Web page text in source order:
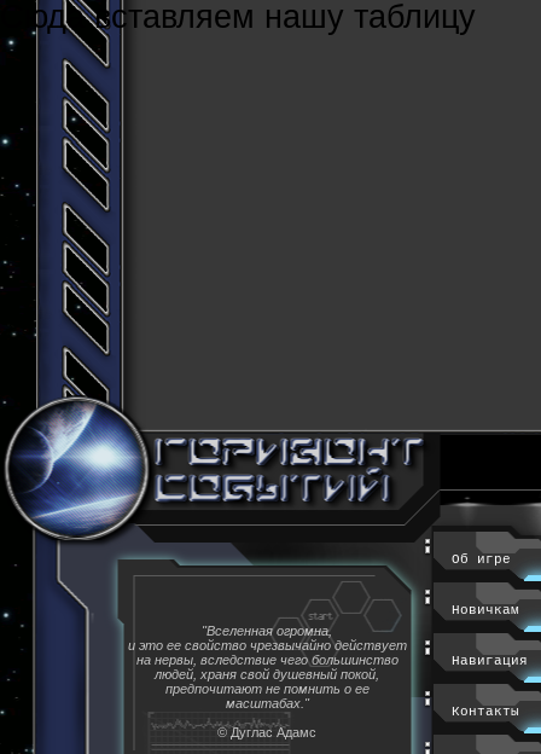
Cюда вставляем нашу таблицу
"Вселенная огромна,
и это ее свойство чрезвычайно действует
на нервы, вследствие чего большинство
людей, храня свой душевный покой,
предпочитают не помнить о ее
масштабах."
© Дуглас Адамс
Об игре
Новичкам
Навигация
Контакты